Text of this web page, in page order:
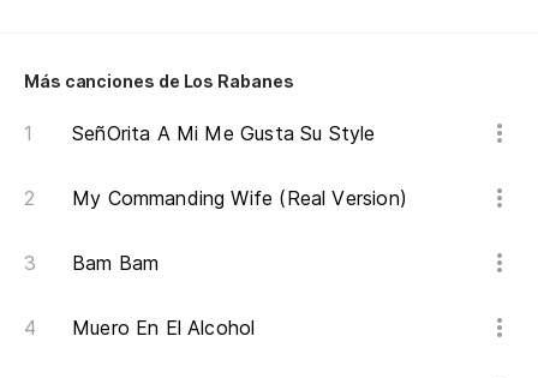
Más canciones de Los Rabanes
SeñOrita A Mi Me Gusta Su Style
My Commanding Wife (Real Version)
Bam Bam
Muero En El Alcohol